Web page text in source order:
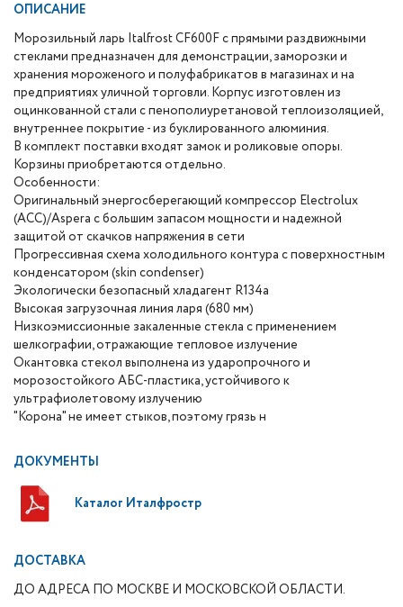
ОПИСАНИЕ
Морозильный ларь Italfrost CF600F с прямыми раздвижными
стеклами предназначен для демонстрации, заморозки и
хранения мороженого и полуфабрикатов в магазинах и на
предприятиях уличной торговли. Корпус изготовлен из
оцинкованной стали с пенополиуретановой теплоизоляцией,
внутреннее покрытие - из буклированного алюминия.
В комплект поставки входят замок и роликовые опоры.
Корзины приобретаются отдельно.
Особенности:
Оригинальный энергосберегающий компрессор Electrolux
(ACC)/Aspera с большим запасом мощности и надежной
защитой от скачков напряжения в сети
Прогрессивная схема холодильного контура с поверхностным
конденсатором (skin condenser)
Экологически безопасный хладагент R134a
Высокая загрузочная линия ларя (680 мм)
Низкоэмиссионные закаленные стекла с применением
шелкографии, отражающие тепловое излучение
Окантовка стекол выполнена из ударопрочного и
морозостойкого АБС-пластика, устойчивого к
ультрафиолетовому излучению
"Корона" не имеет стыков, поэтому грязь н
ДОКУМЕНТЫ
Каталог Италфростр
ДОСТАВКА
ДО АДРЕСА ПО МОСКВЕ И МОСКОВСКОЙ ОБЛАСТИ.